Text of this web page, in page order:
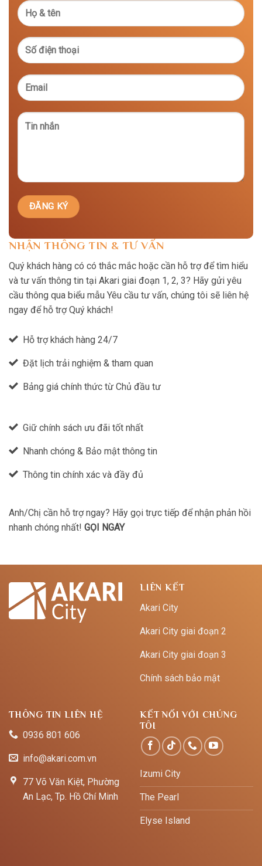
NHẬN THÔNG TIN & TƯ VẤN
Quý khách hàng có có thắc mắc hoặc cần hỗ trợ để tìm hiểu
và tư vấn thông tin tại Akari giai đoạn 1, 2, 3? Hãy gửi yêu
cầu thông qua biểu mẫu Yêu cầu tư vấn, chúng tôi sẽ liên hệ
ngay để hỗ trợ Quý khách!
Hỗ trợ khách hàng 24/7
Đặt lịch trải nghiệm & tham quan
Bảng giá chính thức từ Chủ đầu tư
Giữ chính sách ưu đãi tốt nhất
Nhanh chóng & Bảo mật thông tin
Thông tin chính xác và đầy đủ
Anh/Chị cần hỗ trợ ngay? Hãy gọi trực tiếp để nhận phản hồi
nhanh chóng nhất! GỌI NGAY
LIÊN KẾT
Akari City
Akari City giai đoạn 2
Akari City giai đoạn 3
Chính sách bảo mật
THÔNG TIN LIÊN HỆ
0936 801 606
info@akari.com.vn
77 Võ Văn Kiệt, Phường
An Lạc, Tp. Hồ Chí Minh
KẾT NỐI VỚI CHÚNG
TÔI
Izumi City
The Pearl
Elyse Island